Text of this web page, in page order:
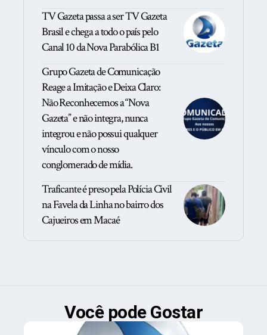
TV Gazeta passa a ser TV Gazeta
Brasil e chega a todo o país pelo
Canal 10 da Nova Parabólica B1
Grupo Gazeta de Comunicação
Reage a Imitação e Deixa Claro:
Não Reconhecemos a “Nova
Gazeta” e não integra, nunca
integrou e não possui qualquer
vínculo com o nosso
conglomerado de mídia.
Traficante é preso pela Polícia Civil
na Favela da Linha no bairro dos
Cajueiros em Macaé
Você pode Gostar